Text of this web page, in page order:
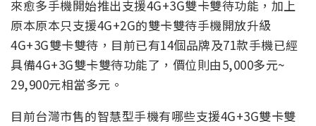
來愈多手機開始推出支援4G+3G雙卡雙待功能，加上
原本原本只支援4G+2G的雙卡雙待手機開放升級
4G+3G雙卡雙待，目前已有14個品牌及71款手機已經
具備4G+3G雙卡雙待功能了，價位則由5,000多元~
29,900元相當多元。
目前台灣市售的智慧型手機有哪些支援4G+3G雙卡雙